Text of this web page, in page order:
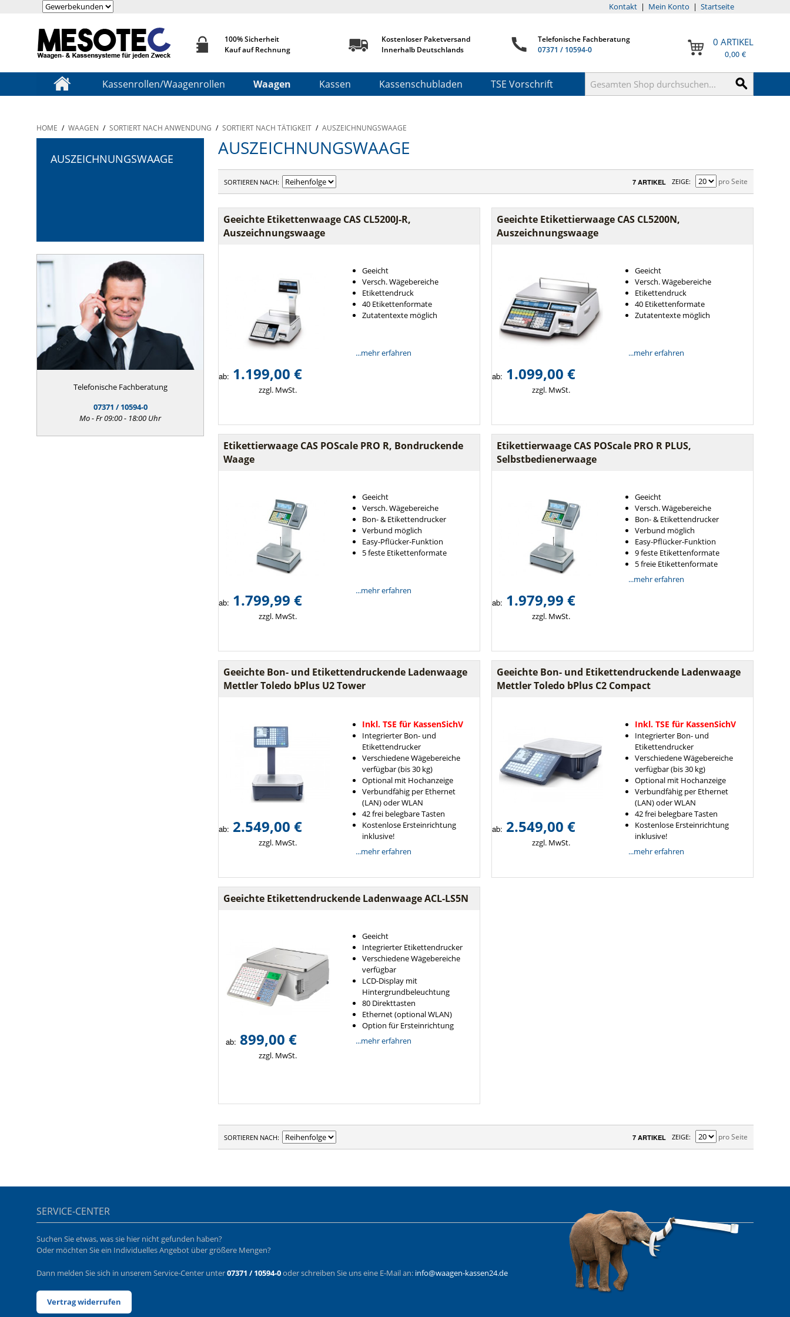
Startseite
|
Mein Konto
|
Kontakt
0 ARTIKEL
0,00 €
100% Sicherheit
Kauf auf Rechnung
Kostenloser Paketversand
Innerhalb Deutschlands
Telefonische Fachberatung
07371 / 10594-0
Kassenrollen/Waagenrollen Waagen Kassen Kassenschubladen TSE Vorschrift
HOME / WAAGEN / SORTIERT NACH ANWENDUNG / SORTIERT NACH TÄTIGKEIT / AUSZEICHNUNGSWAAGE
AUSZEICHNUNGSWAAGE
Telefonische Fachberatung
07371 / 10594-0
Mo - Fr 09:00 - 18:00 Uhr
AUSZEICHNUNGSWAAGE
7 ARTIKEL ZEIGE pro Seite
SORTIEREN NACH
Geeichte Etikettenwaage CAS CL5200J-R,
Auszeichnungswaage
Geeicht
Versch. Wägebereiche
Etikettendruck
40 Etikettenformate
Zutatentexte möglich
...mehr erfahren
ab: 1.199,00 €
zzgl. MwSt.
Geeichte Etikettierwaage CAS CL5200N,
Auszeichnungswaage
Geeicht
Versch. Wägebereiche
Etikettendruck
40 Etikettenformate
Zutatentexte möglich
...mehr erfahren
ab: 1.099,00 €
zzgl. MwSt.
Etikettierwaage CAS POScale PRO R, Bondruckende
Waage
Geeicht
Versch. Wägebereiche
Bon- & Etikettendrucker
Verbund möglich
Easy-Pflücker-Funktion
5 feste Etikettenformate
...mehr erfahren
ab: 1.799,99 €
zzgl. MwSt.
Etikettierwaage CAS POScale PRO R PLUS,
Selbstbedienerwaage
Geeicht
Versch. Wägebereiche
Bon- & Etikettendrucker
Verbund möglich
Easy-Pflücker-Funktion
9 feste Etikettenformate
5 freie Etikettenformate
...mehr erfahren
ab: 1.979,99 €
zzgl. MwSt.
Geeichte Bon- und Etikettendruckende Ladenwaage
Mettler Toledo bPlus U2 Tower
Inkl. TSE für KassenSichV
Integrierter Bon- und
Etikettendrucker
Verschiedene Wägebereiche
verfügbar (bis 30 kg)
Optional mit Hochanzeige
Verbundfähig per Ethernet
(LAN) oder WLAN
42 frei belegbare Tasten
Kostenlose Ersteinrichtung
inklusive!
...mehr erfahren
ab: 2.549,00 €
zzgl. MwSt.
Geeichte Bon- und Etikettendruckende Ladenwaage
Mettler Toledo bPlus C2 Compact
Inkl. TSE für KassenSichV
Integrierter Bon- und
Etikettendrucker
Verschiedene Wägebereiche
verfügbar (bis 30 kg)
Optional mit Hochanzeige
Verbundfähig per Ethernet
(LAN) oder WLAN
42 frei belegbare Tasten
Kostenlose Ersteinrichtung
inklusive!
...mehr erfahren
ab: 2.549,00 €
zzgl. MwSt.
Geeichte Etikettendruckende Ladenwaage ACL-LS5N
Geeicht
Integrierter Etikettendrucker
Verschiedene Wägebereiche
verfügbar
LCD-Display mit
Hintergrundbeleuchtung
80 Direkttasten
Ethernet (optional WLAN)
Option für Ersteinrichtung
...mehr erfahren
ab: 899,00 €
zzgl. MwSt.
7 ARTIKEL ZEIGE pro Seite
SORTIEREN NACH
SERVICE-CENTER
Suchen Sie etwas, was sie hier nicht gefunden haben?
Oder möchten Sie ein Individuelles Angebot über größere Mengen?
Dann melden Sie sich in unserem Service-Center unter07371 / 10594-0oder schreiben Sie uns eine E-Mail an: info@waagen-kassen24.de
Vertrag widerrufen